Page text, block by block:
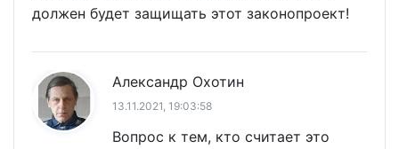
должен будет защищать этот законопроект!
Александр Охотин
13.11.2021, 19:03:58
Вопрос к тем, кто считает это